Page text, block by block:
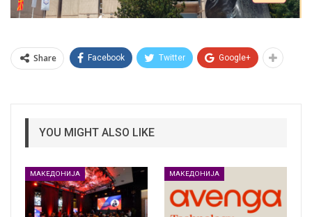
Share Facebook Twitter Google+
YOU MIGHT ALSO LIKE
МАКЕДОНИЈА МАКЕДОНИЈА